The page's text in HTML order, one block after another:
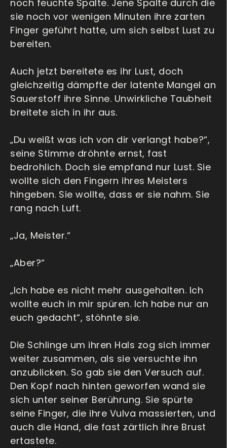
noch feuchte Spalte. Jene Spalte durch die
sie noch vor wenigen Minuten ihre zarten
Finger geführt hatte, um sich selbst Lust zu
bereiten.
Auch jetzt bereitete es ihr Lust, doch
gleichzeitig dämpfte der latente Mangel an
Sauerstoff ihre Sinne. Unwirkliche Taubheit
breitete sich in ihr aus.
„Du weißt was ich von dir verlangt habe?“,
seine Stimme dröhnte ernst, fast
bedrohlich. Doch sie empfand nur Lust. Sie
wollte sich den Fingern ihres Meisters
hingeben. Sie wollte, dass er sie nahm. Sie
rang nach Luft.
„Ja, Meister.“
„Aber?“
„Ich habe es nicht mehr ausgehalten. Ich
wollte euch in mir spüren. Ich habe nur an
euch gedacht“, stöhnte sie.
Die Schlinge um ihren Hals zog sich immer
weiter zusammen, als sie versuchte ihn
anzublicken. So gab sie den Versuch auf.
Den Kopf nach hinten geworfen wand sie
sich unter seiner Berührung. Sie spürte
seine Finger, die ihre Vulva massierten, und
auch die Hand, die fast zärtlich ihre Brust
ertastete.